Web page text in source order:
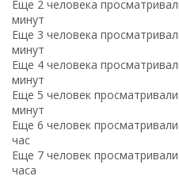
Еще 2 человека
минут
Еще 3 человека
минут
Еще 4 человека
минут
Еще 5 человек
минут
Еще 6 человек
час
Еще 7 человек
часа